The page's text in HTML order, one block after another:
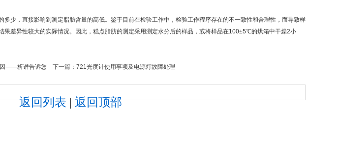
少，直接影响到测定脂肪含量的高低。鉴于目前在检验工作中，检验工作程序存在的不一致性和合理性，而导致样
果差异性较大的实际情况。因此，糕点脂肪的测定采用测定水分后的样品，或将样品在100±5℃的烘箱中干燥2小
因——析谱告诉您 下一篇： 721光度计使用事项及电源灯故障处理
返回列表|返回顶部